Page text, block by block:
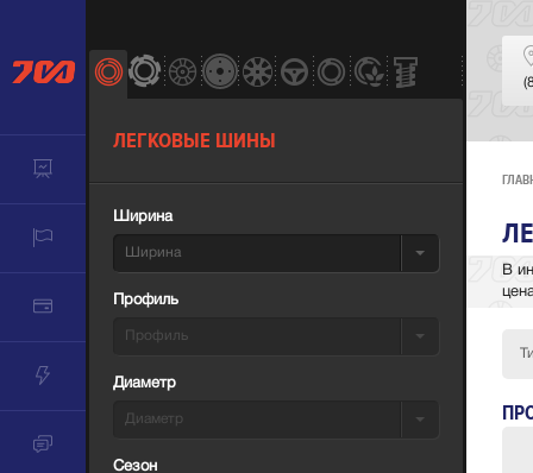
ЛЕГКОВЫЕ ШИНЫ
Ширина
Ширина
Профиль
Профиль
Диаметр
Диаметр
Сезон
В